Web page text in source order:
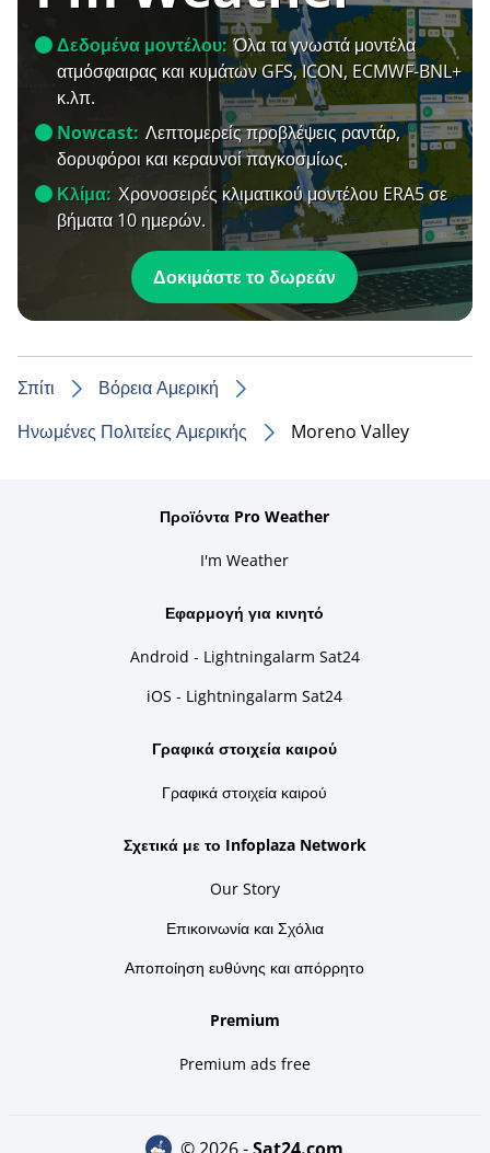
Δεδομένα μοντέλου: Όλα τα γνωστά μοντέλα
ατμόσφαιρας και κυμάτων GFS, ICON, ECMWF-BNL+
κ.λπ.
Nowcast: Λεπτομερείς προβλέψεις ραντάρ,
δορυφόροι και κεραυνοί παγκοσμίως.
Κλίμα: Χρονοσειρές κλιματικού μοντέλου ERA5 σε
βήματα 10 ημερών.
Δοκιμάστε το δωρεάν
Σπίτι
Βόρεια Αμερική
Ηνωμένες Πολιτείες Αμερικής
Moreno Valley
Προϊόντα Pro Weather
I'm Weather
Εφαρμογή για κινητό
Android - Lightningalarm Sat24
iOS - Lightningalarm Sat24
Γραφικά στοιχεία καιρού
Γραφικά στοιχεία καιρού
Σχετικά με το Infoplaza Network
Our Story
Επικοινωνία και Σχόλια
Αποποίηση ευθύνης και απόρρητο
Premium
Premium ads free